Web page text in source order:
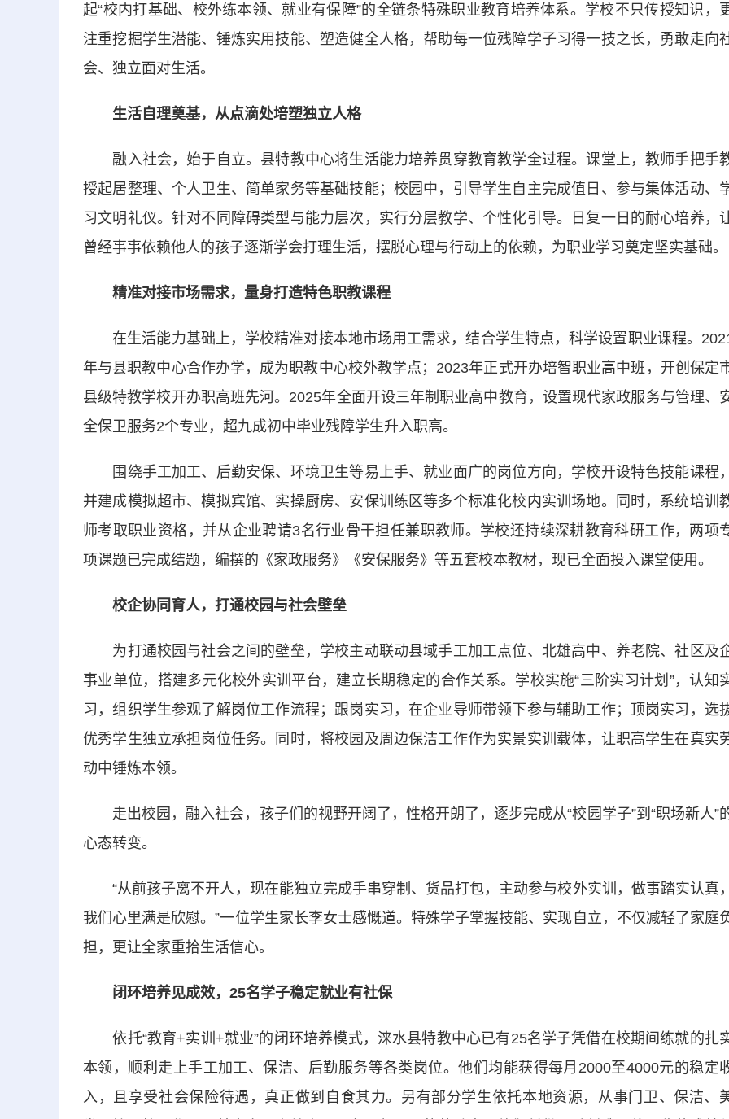
起“校内打基础、校外练本领、就业有保障”的全链条特殊职业教育培养体系。学校不只传授知识，
注重挖掘学生潜能、锤炼实用技能、塑造健全人格，帮助每一位残障学子习得一技之长，勇敢走向
会、独立面对生活。
生活自理奠基，从点滴处培塑独立人格
融入社会，始于自立。县特教中心将生活能力培养贯穿教育教学全过程。课堂上，教师手把手
授起居整理、个人卫生、简单家务等基础技能；校园中，引导学生自主完成值日、参与集体活动、
习文明礼仪。针对不同障碍类型与能力层次，实行分层教学、个性化引导。日复一日的耐心培养，
曾经事事依赖他人的孩子逐渐学会打理生活，摆脱心理与行动上的依赖，为职业学习奠定坚实基础。
精准对接市场需求，量身打造特色职教课程
在生活能力基础上，学校精准对接本地市场用工需求，结合学生特点，科学设置职业课程。
年与县职教中心合作办学，成为职教中心校外教学点；2023年正式开办培智职业高中班，开创保定
县级特教学校开办职高班先河。2025年全面开设三年制职业高中教育，设置现代家政服务与管理、
全保卫服务2个专业，超九成初中毕业残障学生升入职高。
围绕手工加工、后勤安保、环境卫生等易上手、就业面广的岗位方向，学校开设特色技能课程，
并建成模拟超市、模拟宾馆、实操厨房、安保训练区等多个标准化校内实训场地。同时，系统培训
师考取职业资格，并从企业聘请3名行业骨干担任兼职教师。学校还持续深耕教育科研工作，两项
项课题已完成结题，编撰的《家政服务》《安保服务》等五套校本教材，现已全面投入课堂使用。
校企协同育人，打通校园与社会壁垒
为打通校园与社会之间的壁垒，学校主动联动县域手工加工点位、北雄高中、养老院、社区及
事业单位，搭建多元化校外实训平台，建立长期稳定的合作关系。学校实施“三阶实习计划”，认知
习，组织学生参观了解岗位工作流程；跟岗实习，在企业导师带领下参与辅助工作；顶岗实习，选
优秀学生独立承担岗位任务。同时，将校园及周边保洁工作作为实景实训载体，让职高学生在真实
动中锤炼本领。
走出校园，融入社会，孩子们的视野开阔了，性格开朗了，逐步完成从“校园学子”到“职场新人”
心态转变。
“从前孩子离不开人，现在能独立完成手串穿制、货品打包，主动参与校外实训，做事踏实认真，
我们心里满是欣慰。”一位学生家长李女士感慨道。特殊学子掌握技能、实现自立，不仅减轻了家庭
担，更让全家重拾生活信心。
闭环培养见成效，25名学子稳定就业有社保
依托“教育+实训+就业”的闭环培养模式，涞水县特教中心已有25名学子凭借在校期间练就的扎
本领，顺利走上手工加工、保洁、后勤服务等各类岗位。他们均能获得每月2000至4000元的稳定
入，且享受社会保险待遇，真正做到自食其力。另有部分学生依托本地资源，从事门卫、保洁、